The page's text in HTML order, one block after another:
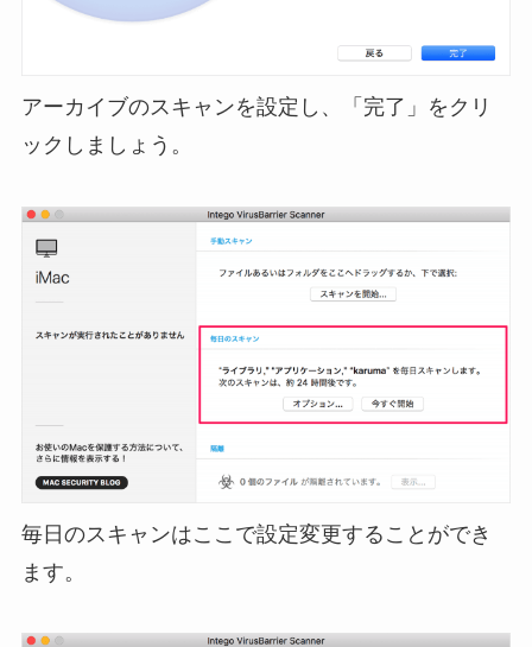
アーカイブのスキャンを設定し、「完了」をクリ
ックしましょう。
毎日のスキャンはここで設定変更することができ
ます。